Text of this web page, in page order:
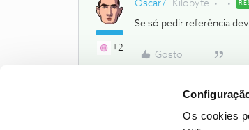
Os cookies
+2
Oscar7 Kilobyte
Se só pedir referência
Gosto